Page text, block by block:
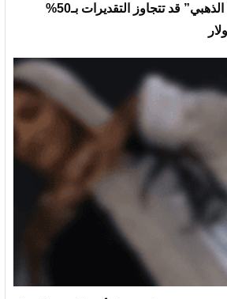
تكلفة “أسطول ترامب الذهبي” قد تتجاوز التقديرات بـ50%